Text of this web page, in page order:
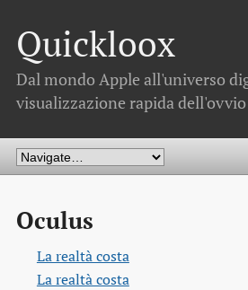
Quickloox
Dal mondo Apple all'universo
visualizzazione rapida dell'ovvio
Oculus
La realtà costa
La realtà costa